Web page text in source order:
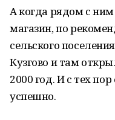
А когда рядом с
магазин, по
сельского
Кузгово и там
2000 год. И с тех
успешно.